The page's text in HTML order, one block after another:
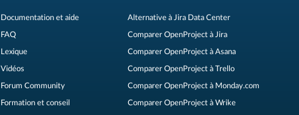
Documentation et aide
FAQ
Lexique
Vidéos
Forum Community
Formation et conseil
Alternative à Jira Data Center
Comparer OpenProject à Jira
Comparer OpenProject à Asana
Comparer OpenProject à Trello
Comparer OpenProject à Monday.com
Comparer OpenProject à Wrike